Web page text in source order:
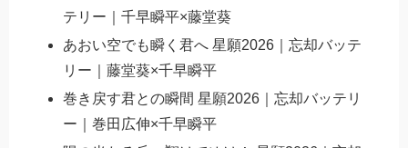
テリー｜千早瞬平×藤堂葵
あおい空でも瞬く君へ 星願2026｜忘却バッテ
リー｜藤堂葵×千早瞬平
巻き戻す君との瞬間 星願2026｜忘却バッテリ
ー｜巻田広伸×千早瞬平